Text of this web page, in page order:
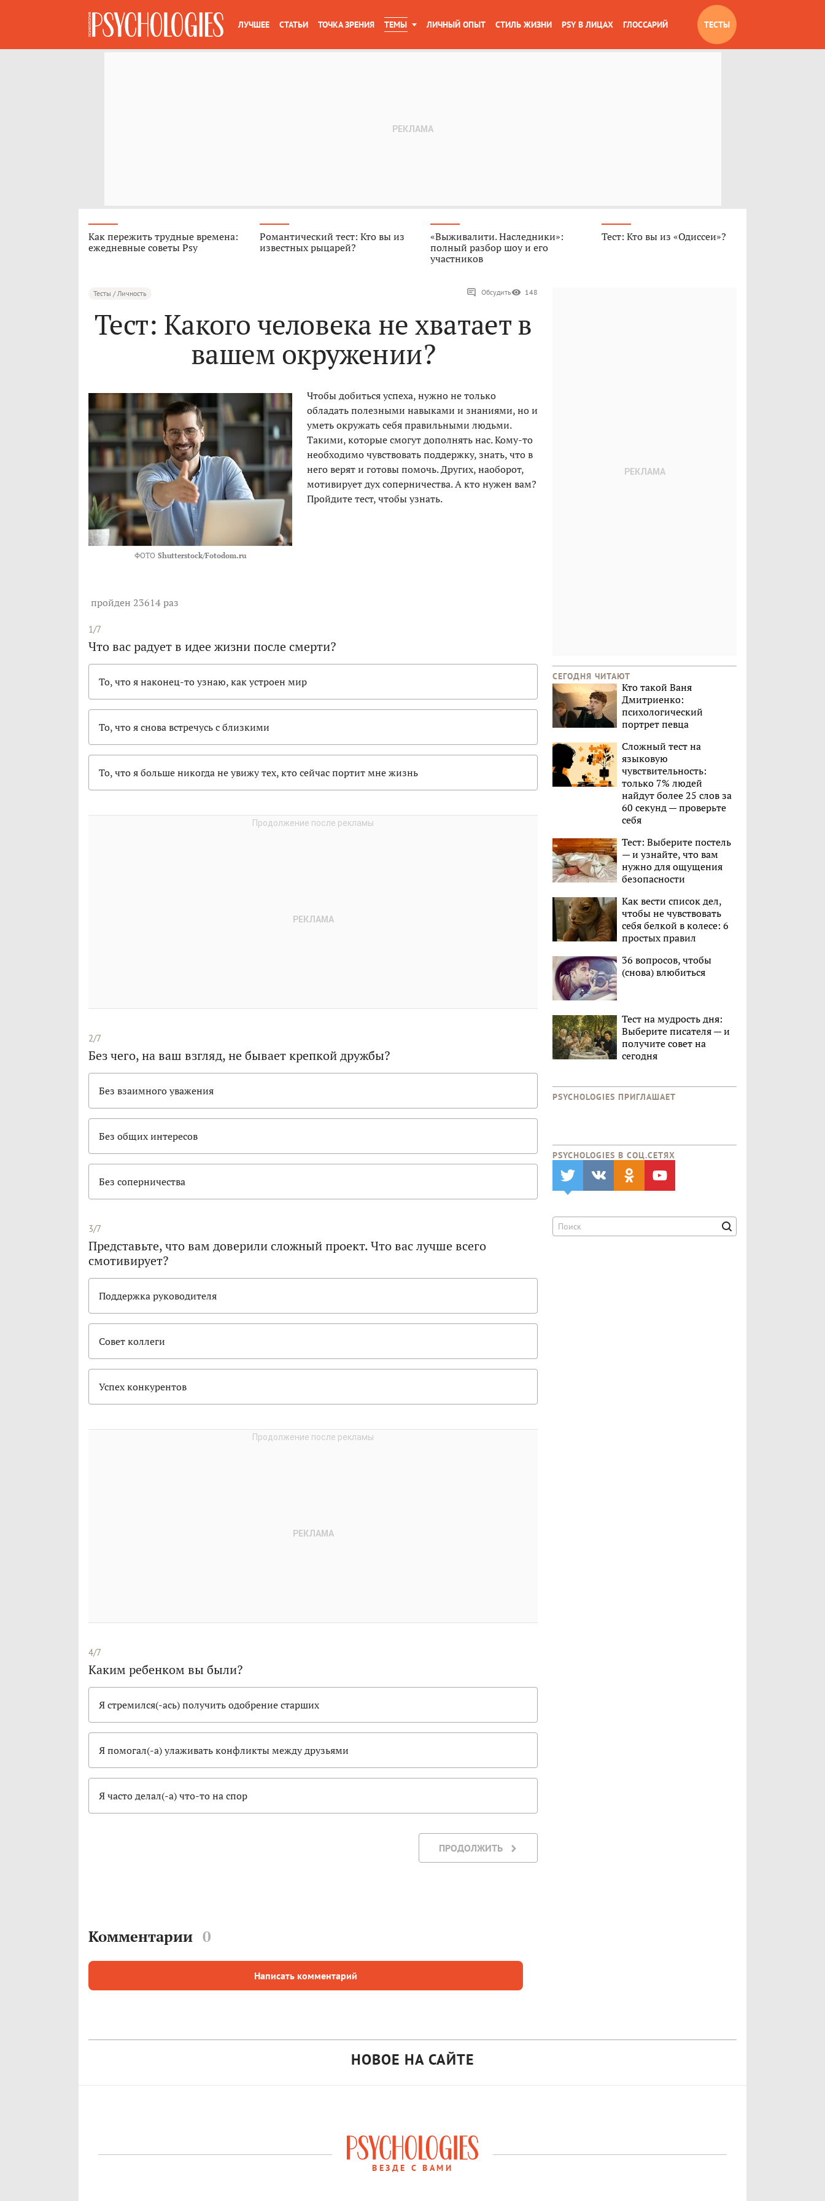
ЛУЧШЕЕ СТАТЬИ ТОЧКА ЗРЕНИЯ ТЕМЫ ЛИЧНЫЙ ОПЫТ СТИЛЬ ЖИЗНИ PSY В ЛИЦАХ ГЛОССАРИЙ ТЕСТЫ
Как пережить трудные времена:
ежедневные советы Psy
Романтический тест: Кто вы из
известных рыцарей?
«Выживалити. Наследники»:
полный разбор шоу и его
участников
Тест: Кто вы из «Одиссеи»?
Тесты / Личность Обсудить 148
Тест: Какого человека не хватает в
вашем окружении?
ФОТО Shutterstock/Fotodom.ru
Чтобы добиться успеха, нужно не только
обладать полезными навыками и знаниями, но и
уметь окружать себя правильными людьми.
Такими, которые смогут дополнять нас. Кому-то
необходимо чувствовать поддержку, знать, что в
него верят и готовы помочь. Других, наоборот,
мотивирует дух соперничества. А кто нужен вам?
Пройдите тест, чтобы узнать.
пройден 23614 раз
1/7
Что вас радует в идее жизни после смерти?
То, что я наконец-то узнаю, как устроен мир
То, что я снова встречусь с близкими
То, что я больше никогда не увижу тех, кто сейчас портит мне жизнь
2/7
Без чего, на ваш взгляд, не бывает крепкой дружбы?
Без взаимного уважения
Без общих интересов
Без соперничества
3/7
Представьте, что вам доверили сложный проект. Что вас лучше всего
смотивирует?
Поддержка руководителя
Совет коллеги
Успех конкурентов
4/7
Каким ребенком вы были?
Я стремился(-ась) получить одобрение старших
Я помогал(-а) улаживать конфликты между друзьями
Я часто делал(-а) что-то на спор
ПРОДОЛЖИТЬ
Комментарии 0
Написать комментарий
СЕГОДНЯ ЧИТАЮТ
Кто такой Ваня
Дмитриенко:
психологический
портрет певца
Сложный тест на
языковую
чувствительность:
только 7% людей
найдут более 25 слов за
60 секунд — проверьте
себя
Тест: Выберите постель
— и узнайте, что вам
нужно для ощущения
безопасности
Как вести список дел,
чтобы не чувствовать
себя белкой в колесе: 6
простых правил
36 вопросов, чтобы
(снова) влюбиться
Тест на мудрость дня:
Выберите писателя — и
получите совет на
сегодня
PSYCHOLOGIES ПРИГЛАШАЕТ
PSYCHOLOGIES В CОЦ.СЕТЯХ
НОВОЕ НА САЙТЕ
ВЕЗДЕ С ВАМИ